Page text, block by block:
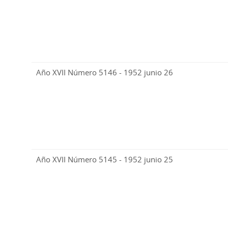
Año XVII Número 5146 - 1952 junio 26
Año XVII Número 5145 - 1952 junio 25